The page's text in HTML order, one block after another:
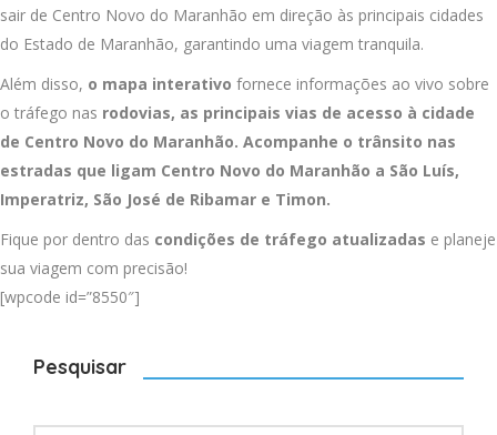
sair de Centro Novo do Maranhão em direção às principais cidades
do Estado de Maranhão, garantindo uma viagem tranquila.
Além disso, o mapa interativo fornece informações ao vivo sobre
o tráfego nas rodovias, as principais vias de acesso à cidade
de Centro Novo do Maranhão. Acompanhe o trânsito nas
estradas que ligam Centro Novo do Maranhão a São Luís,
Imperatriz, São José de Ribamar e Timon.
Fique por dentro das condições de tráfego atualizadas e planeje
sua viagem com precisão!
[wpcode id=”8550″]
Pesquisar